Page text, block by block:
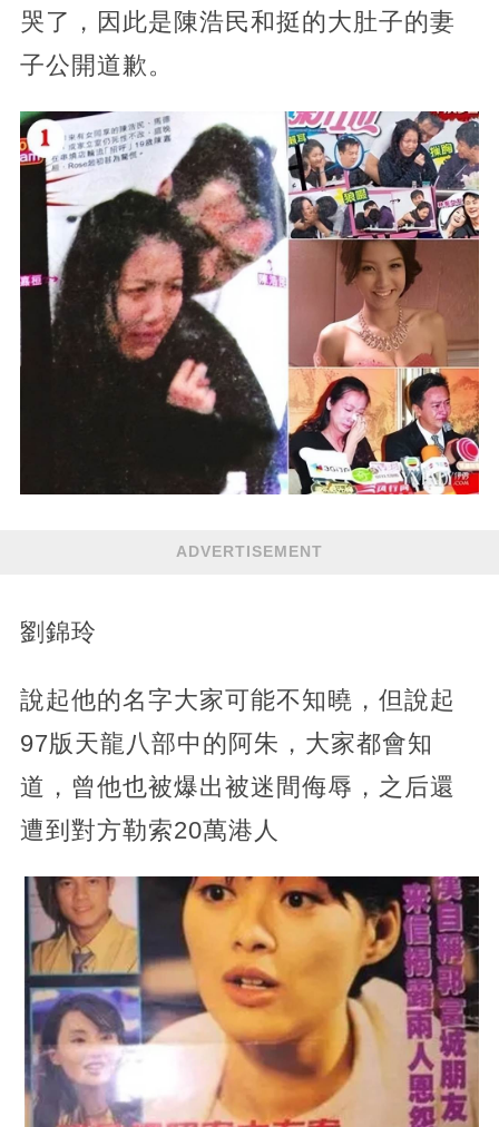
哭了，因此是陳浩民和挺的大肚子的妻
子公開道歉。
ADVERTISEMENT
劉錦玲
說起他的名字大家可能不知曉，但說起
97版天龍八部中的阿朱，大家都會知
道，曾他也被爆出被迷間侮辱，之后還
遭到對方勒索20萬港人